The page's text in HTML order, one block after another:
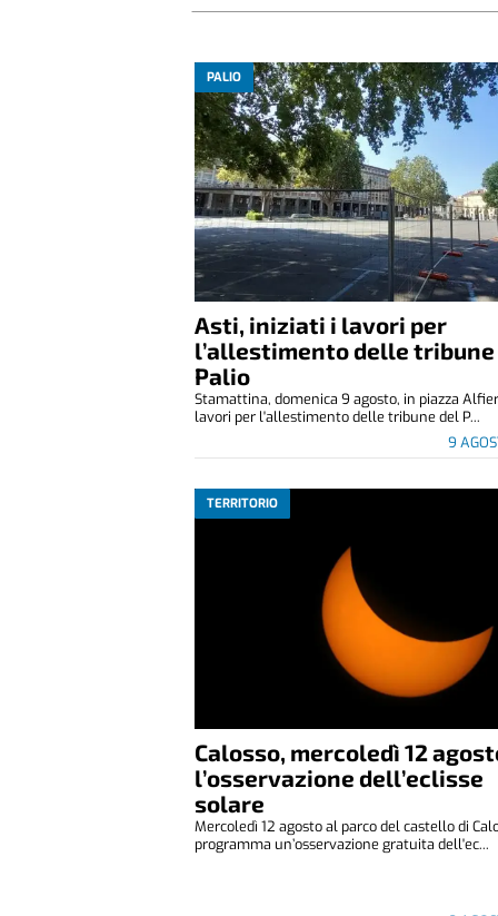
PALIO
Asti, iniziati i lavori per
l’allestimento delle
Palio
9
Stamattina, domenica 9 agosto, in piazza
lavori per l'allestimento delle tribune del P...
TERRITORIO
Calosso, mercoledì 12
l’osservazione dell’eclisse
solare
Mercoledì 12 agosto al parco del castello di
programma un’osservazione gratuita dell'ec...